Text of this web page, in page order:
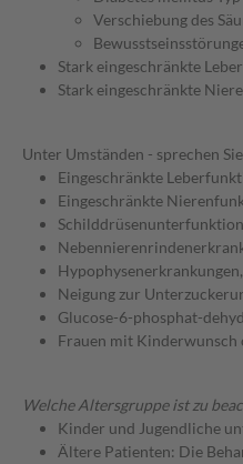
Verschiebung des
Stark eingeschränkte
Stark eingeschränkte
Unter Umständen - sprechen
Eingeschränkte
Eingeschränkte
Schilddrüsenunterfunktion
Neigung zur
Glucose-6-phosphat-
Frauen mit Kinderwunsch
Welche Altersgruppe ist zu
Kinder und Jugendliche
Ältere Patienten: Die